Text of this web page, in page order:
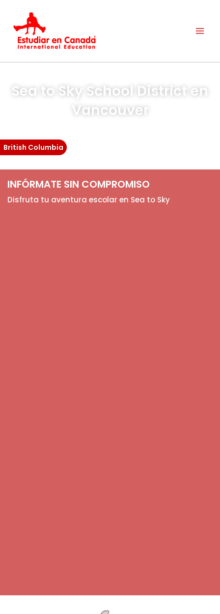
contenido
Sea to Sky School District en
Vancouver
British Columbia
INFÓRMATE SIN COMPROMISO
Disfruta tu aventura escolar en Sea to Sky